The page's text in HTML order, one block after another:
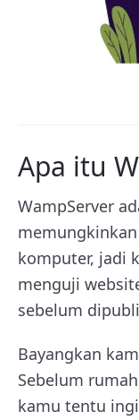
Apa itu
WampServer
komputer, jadi
menguji
sebelum
Bayangkan
Sebelum
kamu tentu